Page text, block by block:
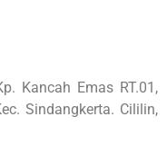
Kancah Emas RT.01,
Sindangkerta. Cililin,